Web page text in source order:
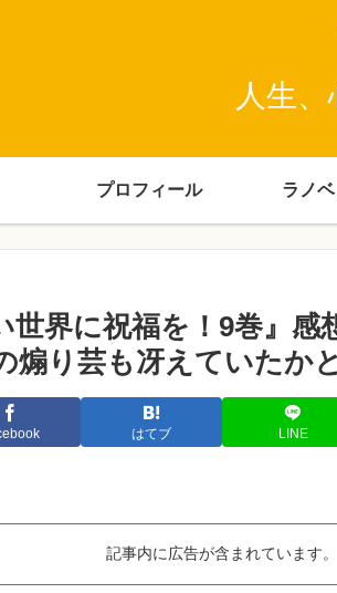
人生
プロフィール ラノ
世界に祝福を！9巻』
煽り芸も冴えていたか
はてブ LINE
記事内に広告が含まれています。